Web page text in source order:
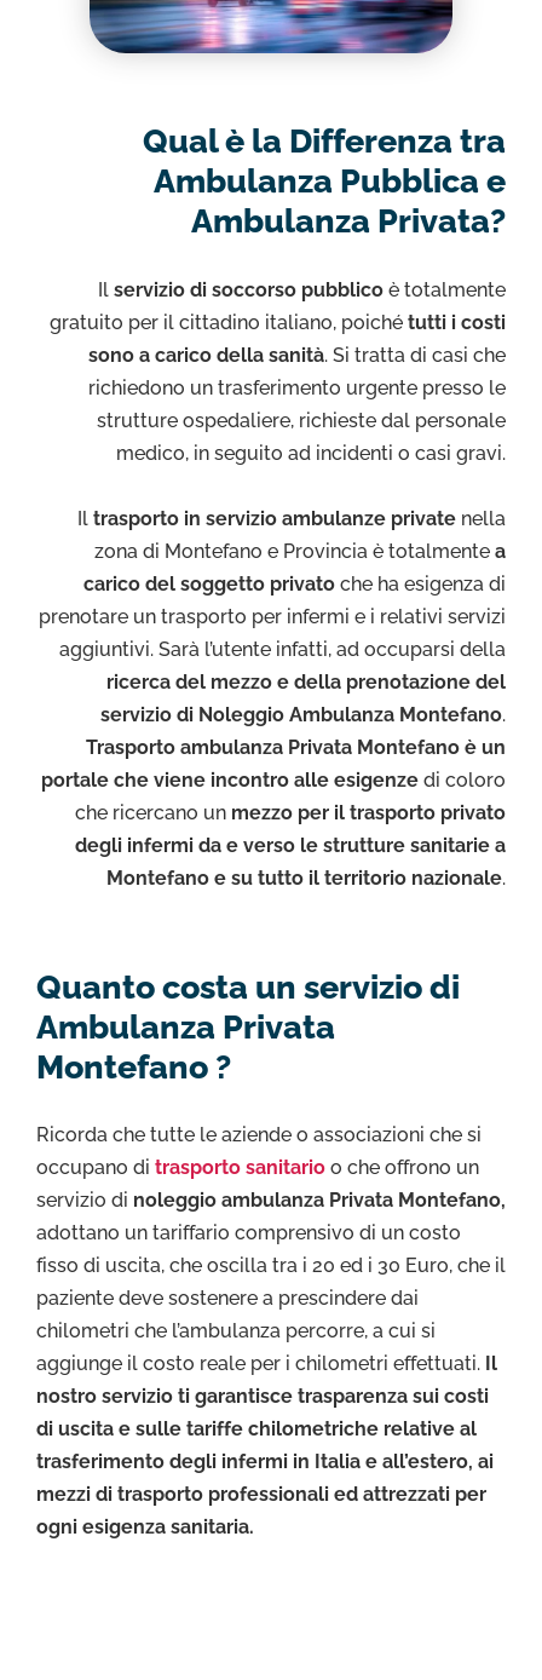
Qual è la Differenza tra
Ambulanza Pubblica e
Ambulanza Privata?
Il servizio di soccorso pubblico è totalmente
gratuito per il cittadino italiano, poiché tutti i costi
sono a carico della sanità. Si tratta di casi che
richiedono un trasferimento urgente presso le
strutture ospedaliere, richieste dal personale
medico, in seguito ad incidenti o casi gravi.
Il trasporto in servizio ambulanze private nella
zona di Montefano e Provincia è totalmente a
carico del soggetto privato che ha esigenza di
prenotare un trasporto per infermi e i relativi servizi
aggiuntivi. Sarà l’utente infatti, ad occuparsi della
ricerca del mezzo e della prenotazione del
servizio di Noleggio Ambulanza Montefano.
Trasporto ambulanza Privata Montefano è un
portale che viene incontro alle esigenze di coloro
che ricercano un mezzo per il trasporto privato
degli infermi da e verso le strutture sanitarie a
Montefano e su tutto il territorio nazionale.
Quanto costa un servizio di
Ambulanza Privata
Montefano ?
Ricorda che tutte le aziende o associazioni che si
occupano di trasporto sanitario o che offrono un
servizio di noleggio ambulanza Privata Montefano,
adottano un tariffario comprensivo di un costo
fisso di uscita, che oscilla tra i 20 ed i 30 Euro, che il
paziente deve sostenere a prescindere dai
chilometri che l’ambulanza percorre, a cui si
aggiunge il costo reale per i chilometri effettuati. Il
nostro servizio ti garantisce trasparenza sui costi
di uscita e sulle tariffe chilometriche relative al
trasferimento degli infermi in Italia e all’estero, ai
mezzi di trasporto professionali ed attrezzati per
ogni esigenza sanitaria.